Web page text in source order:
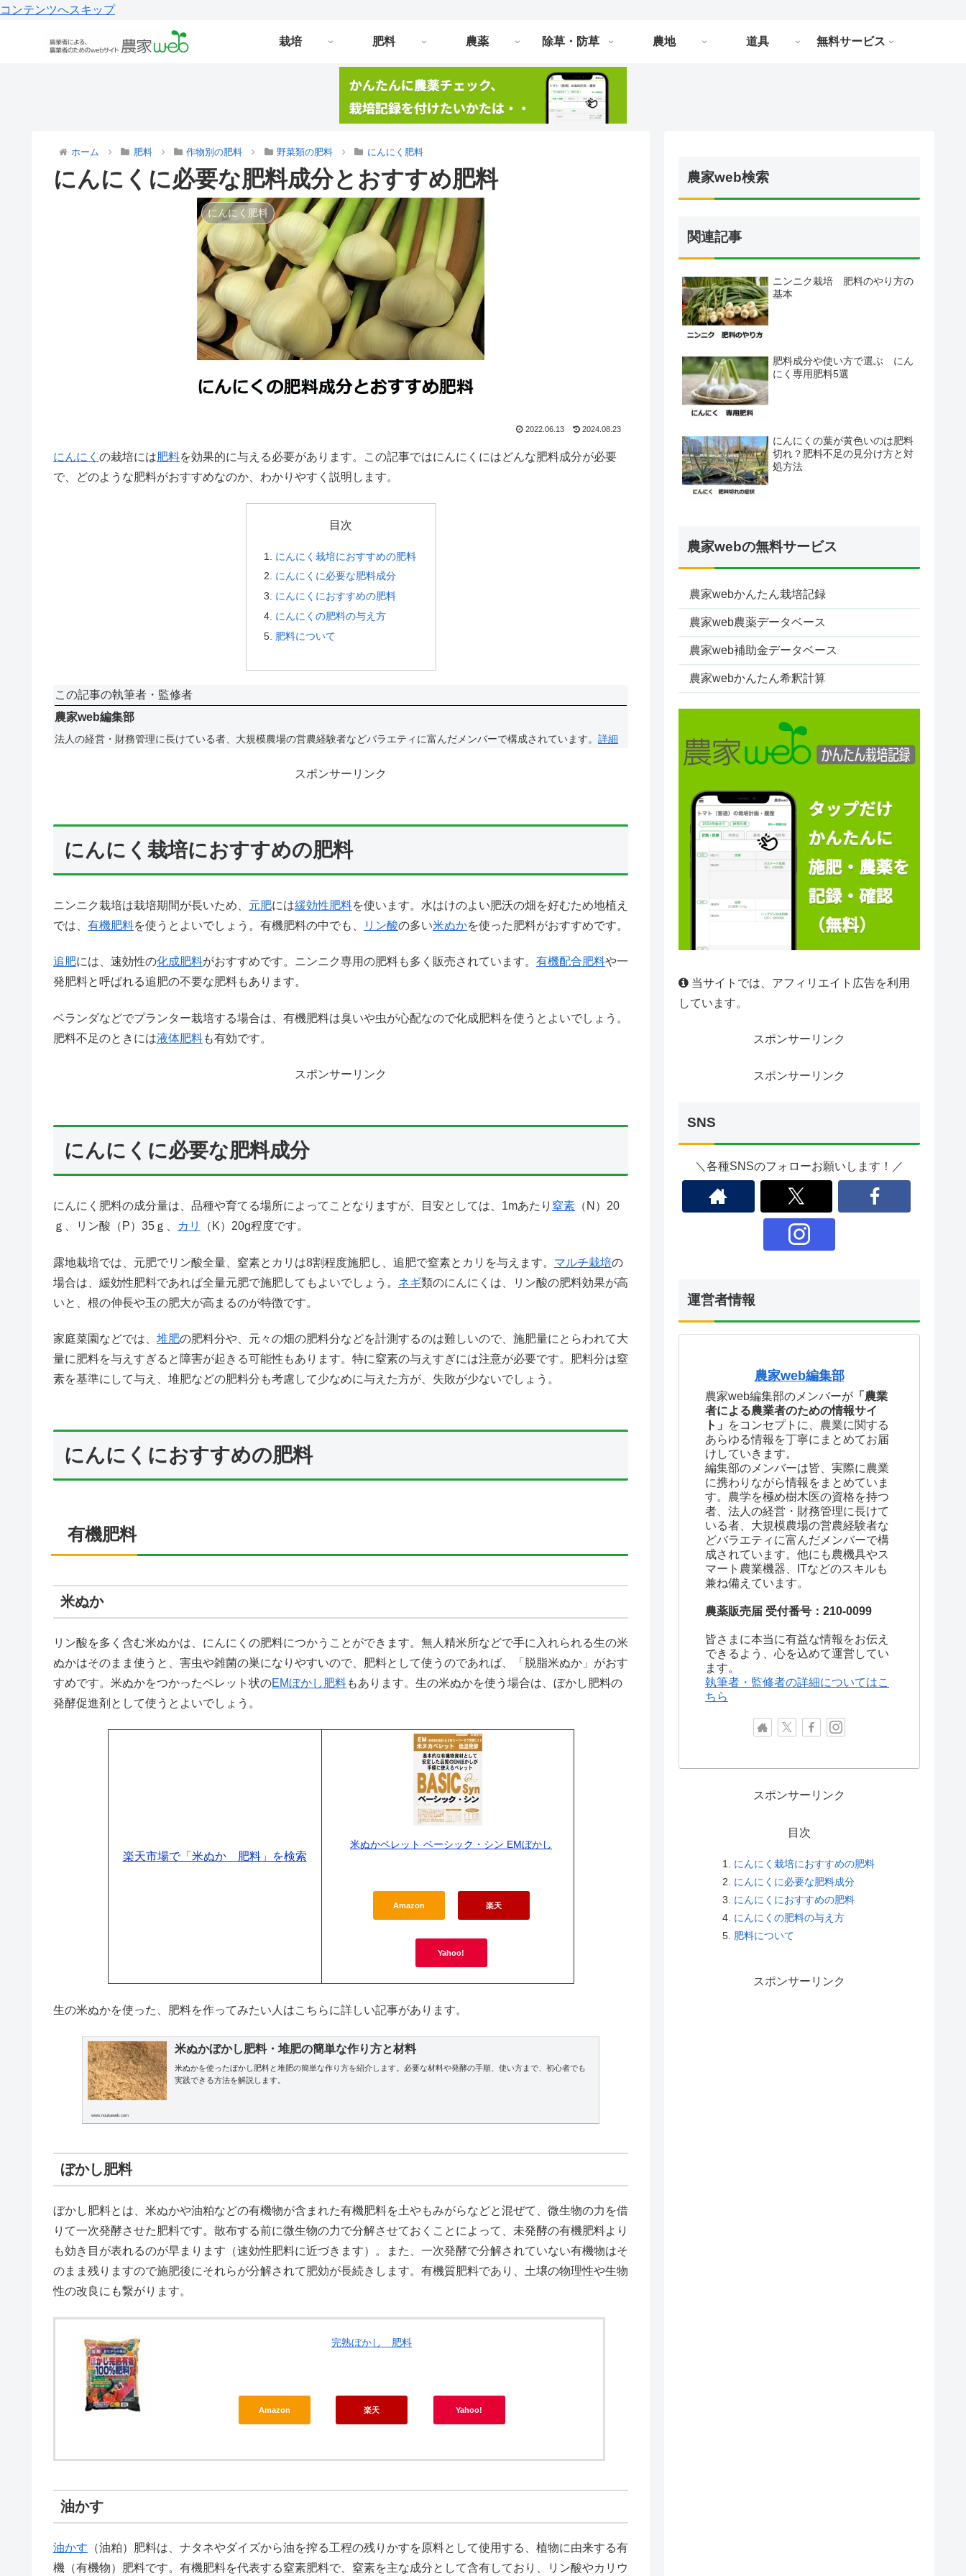
コンテンツへスキップ
栽培 肥料 農薬 除草・防草 農地 道具 無料サービス
ホーム 肥料 作物別の肥料 野菜類の肥料 にんにく肥料
にんにくに必要な肥料成分とおすすめ肥料
にんにく肥料
2022.06.13 2024.08.23
にんにく の栽培には肥料を効果的に与える必要があります。この記事ではにんにくにはどんな肥料成分が必要
で、どのような肥料がおすすめなのか、わかりやすく説明します。
目次
にんにく栽培におすすめの肥料
にんにくに必要な肥料成分
にんにくにおすすめの肥料
にんにくの肥料の与え方
肥料について
この記事の執筆者・監修者
農家web編集部
法人の経営・財務管理に長けている者、大規模農場の営農経験者などバラエティに富んだメンバーで構成されています。 詳細
スポンサーリンク
にんにく栽培におすすめの肥料
ニンニク栽培は栽培期間が長いため、 元肥には緩効性肥料を使います。水はけのよい肥沃の畑を好むため地植え
では、 有機肥料を使うとよいでしょう。有機肥料の中でも、 リン酸の多い米ぬかを使った肥料がおすすめです。
追肥には、速効性の化成肥料がおすすめです。ニンニク専用の肥料も多く販売されています。 有機配合肥料や一
発肥料と呼ばれる追肥の不要な肥料もあります。
ベランダなどでプランター栽培する場合は、有機肥料は臭いや虫が心配なので化成肥料を使うとよいでしょう。
肥料不足のときには液体肥料も有効です。
スポンサーリンク
にんにくに必要な肥料成分
にんにく肥料の成分量は、品種や育てる場所によってことなりますが、目安としては、1mあたり 窒素 （N）20
ｇ、リン酸（P）35ｇ、
カリ （K）20g程度です。
露地栽培では、元肥でリン酸全量、窒素とカリは8割程度施肥し、追肥で窒素とカリを与えます。 マルチ栽培の
場合は、緩効性肥料であれば全量元肥で施肥してもよいでしょう。 ネギ類のにんにくは、リン酸の肥料効果が高
いと、根の伸長や玉の肥大が高まるのが特徴です。
家庭菜園などでは、 堆肥の肥料分や、元々の畑の肥料分などを計測するのは難しいので、施肥量にとらわれて大
量に肥料を与えすぎると障害が起きる可能性もあります。特に窒素の与えすぎには注意が必要です。肥料分は窒
素を基準にして与え、堆肥などの肥料分も考慮して少なめに与えた方が、失敗が少ないでしょう。
にんにくにおすすめの肥料
有機肥料
米ぬか
リン酸を多く含む米ぬかは、にんにくの肥料につかうことができます。無人精米所などで手に入れられる生の米
ぬかはそのまま使うと、害虫や雑菌の巣になりやすいので、肥料として使うのであれば、「脱脂米ぬか」がおす
すめです。米ぬかをつかったペレット状のEMぼかし肥料もあります。生の米ぬかを使う場合は、ぼかし肥料の
発酵促進剤として使うとよいでしょう。
楽天市場で「米ぬか 肥料」を検索
米ぬかペレット ベーシック・シン EMぼかし
Amazon 楽天
Yahoo!
生の米ぬかを使った、肥料を作ってみたい人はこちらに詳しい記事があります。
米ぬかぼかし肥料・堆肥の簡単な作り方と材料
米ぬかを使ったぼかし肥料と堆肥の簡単な作り方を紹介します。必要な材料や発酵の手順、使い方まで、初心者でも
実践できる方法を解説します。
www.noukaweb.com
ぼかし肥料
ぼかし肥料とは、米ぬかや油粕などの有機物が含まれた有機肥料を土やもみがらなどと混ぜて、微生物の力を借
りて一次発酵させた肥料です。散布する前に微生物の力で分解させておくことによって、未発酵の有機肥料より
も効き目が表れるのが早まります（速効性肥料に近づきます）。また、一次発酵で分解されていない有機物はそ
のまま残りますので施肥後にそれらが分解されて肥効が長続きします。有機質肥料であり、土壌の物理性や生物
性の改良にも繋がります。
完熟ぼかし 肥料
Amazon 楽天 Yahoo!
油かす
油かす （油粕）肥料は、ナタネやダイズから油を搾る工程の残りかすを原料として使用する、植物に由来する有
機（有機物）肥料です。有機肥料を代表する窒素肥料で、窒素を主な成分として含有しており、リン酸やカリウ
農家web検索
関連記事
ニンニク栽培 肥料のやり方の
基本
肥料成分や使い方で選ぶ にん
にく専用肥料5選
にんにくの葉が黄色いのは肥料
切れ？肥料不足の見分け方と対
処方法
農家webの無料サービス
農家webかんたん栽培記録
農家web農薬データベース
農家web補助金データベース
農家webかんたん希釈計算
当サイトでは、アフィリエイト広告を利用
しています。
スポンサーリンク
スポンサーリンク
SNS
＼各種SNSのフォローお願いします！／
運営者情報
農家web編集部
農家web編集部のメンバーが 「農業
者による農業者のための情報サイ
ト」
をコンセプトに、農業に関する
あらゆる情報を丁寧にまとめてお届
けしていきます。
編集部のメンバーは皆、実際に農業
に携わりながら情報をまとめていま
す。農学を極め樹木医の資格を持つ
者、法人の経営・財務管理に長けて
いる者、大規模農場の営農経験者な
どバラエティに富んだメンバーで構
成されています。他にも農機具やス
マート農業機器、ITなどのスキルも
兼ね備えています。
農薬販売届 受付番号：210-0099
皆さまに本当に有益な情報をお伝え
できるよう、心を込めて運営してい
ます。
執筆者・監修者の詳細についてはこ
ちら
スポンサーリンク
目次
にんにく栽培におすすめの肥料
にんにくに必要な肥料成分
にんにくにおすすめの肥料
にんにくの肥料の与え方
肥料について
スポンサーリンク